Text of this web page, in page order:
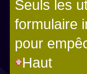
Seuls les
formulaire
pour
Haut